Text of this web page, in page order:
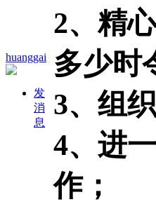
huanggai
发
消
息
2、精
多少时
3、组
4、进
作；